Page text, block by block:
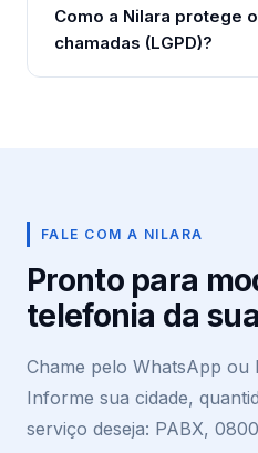
Como a Nilara protege
chamadas (LGPD)?
FALE COM A NILARA
Pronto para
telefonia da
Chame pelo WhatsApp ou
Informe sua cidade,
serviço deseja: PABX,